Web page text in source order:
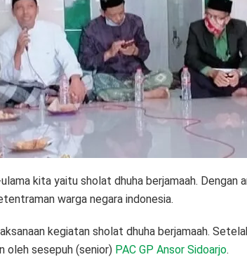
kita yaitu sholat dhuha berjamaah.
warga negara indonesia.
kegiatan sholat dhuha berjamaah.
oleh sesepuh (senior) PAC GP Ansor Sidoarjo.